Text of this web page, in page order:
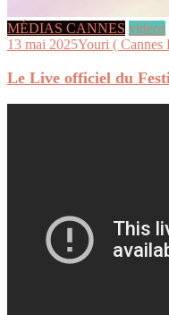
MÉDIAS CANNES videos
13 mai 2025Youri ( Cannes
Le Live officiel du